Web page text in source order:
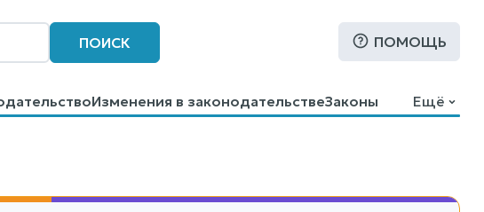
ПОИСК ПОМОЩЬ
Изменения в законодательствеЗаконы
Ещё